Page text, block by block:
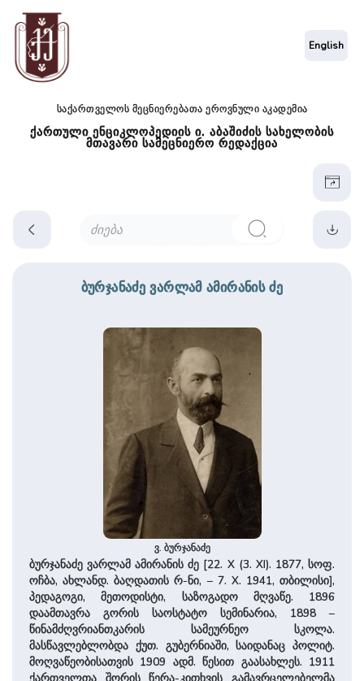
საქართველოს მეცნიერებათა ეროვნული აკადემია
ქართული ენციკლოპედიის ი. აბაშიძის სახელობის
მთავარი სამეცნიერო რედაქცია
English
ბურჯანაძე ვარლამ ამირანის ძე
ვ. ბურჯანაძე
ბურჯანაძე ვარლამ ამირანის ძე [22. X (3. XI). 1877, სოფ.
ოჩბა, ახლანდ. ბაღდათის რ-ნი, – 7. X. 1941, თბილისი],
პედაგოგი, მეთოდისტი, საზოგადო მღვაწე. 1896
დაამთავრა გორის საოსტატო სემინარია, 1898 –
წინამძღვრიანთკარის სამეურნეო სკოლა.
მასწავლებლობდა ქუთ. გუბერნიაში, საიდანაც პოლიტ.
მოღვაწეობისათვის 1909 ადმ. წესით გაასახლეს. 1911